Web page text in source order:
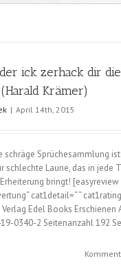
ick zerhack dir die
Krämer)
| April 14th, 2015
schräge Sprüchesammlung
schlechte Laune, das in jede
bringt! [easyreview
cat1detail=“ “
Edel Books Erschienen
0340-2 Seitenanzahl 192